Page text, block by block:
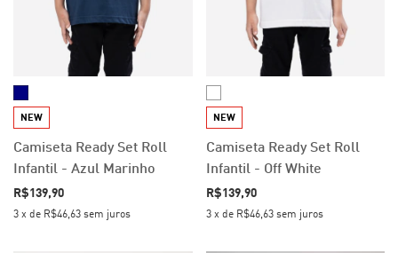
NEW
Camiseta Ready Set Roll
Infantil - Azul Marinho
R$139,90
3 x de R$46,63 sem juros
NEW
Camiseta Ready Set Roll
Infantil - Off White
R$139,90
3 x de R$46,63 sem juros